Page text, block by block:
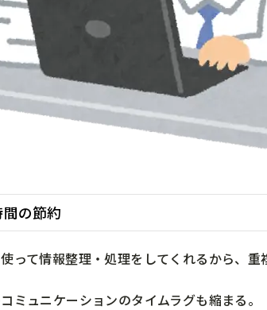
間の節約
って情報整理・処理をしてくれるから、重
ミュニケーションのタイムラグも縮まる。